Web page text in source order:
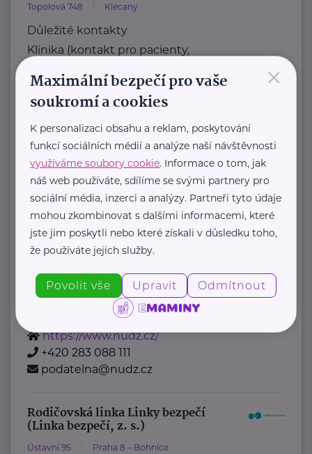
Topolová 748 Klecany
Důležité kontakty
Klinika (kontakt pro pacienty,
Telefon
+420 283 088 244
E-mail
ambulance@nudz.cz
Zdravotní dokumentace
Telefon
+420 283 088 111
E-mail
datová schránka: uehpcbb
Telefon
https://www.nudz.cz/
+420 283 088 111
podatelna@nudz.cz
Rodičovská linka Linky bezpečí
(Linka bezpečí, z. s.)
Ústavní 95 Praha 8 – Bohnice
×
Maximální bezpečí pro vaše
soukromí a cookies
K personalizaci obsahu a reklam, poskytování
funkcí sociálních médií a analýze naší návštěvnosti
využíváme soubory cookie. Informace o tom, jak
náš web používáte, sdílíme se svými partnery pro
sociální média, inzerci a analýzy. Partneři tyto údaje
mohou zkombinovat s dalšími informacemi, které
jste jim poskytli nebo které získali v důsledku toho,
že používáte jejich služby.
Povolit vše Upravit Odmítnout